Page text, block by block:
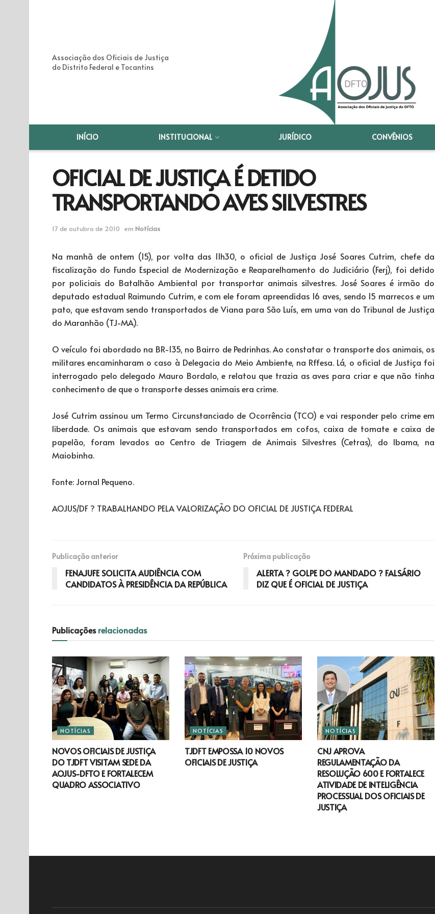
Associação dos Oficiais de Justiça
do Distrito Federal e Tocantins
INÍCIO INSTITUCIONAL JURÍDICO CONVÊNIOS
OFICIAL DE JUSTIÇA É DETIDO
TRANSPORTANDO AVES SILVESTRES
17 de outubro de 2010 em Notícias
Na manhã de ontem (15), por volta das 11h30, o oficial de Justiça José Soares Cutrim, chefe da
fiscalização do Fundo Especial de Modernização e Reaparelhamento do Judiciário (Ferj), foi detido
por policiais do Batalhão Ambiental por transportar animais silvestres. José Soares é irmão do
deputado estadual Raimundo Cutrim, e com ele foram apreendidas 16 aves, sendo 15 marrecos e um
pato, que estavam sendo transportados de Viana para São Luís, em uma van do Tribunal de Justiça
do Maranhão (TJ-MA).
O veículo foi abordado na BR-135, no Bairro de Pedrinhas. Ao constatar o transporte dos animais, os
militares encaminharam o caso à Delegacia do Meio Ambiente, na Rffesa. Lá, o oficial de Justiça foi
interrogado pelo delegado Mauro Bordalo, e relatou que trazia as aves para criar e que não tinha
conhecimento de que o transporte desses animais era crime.
José Cutrim assinou um Termo Circunstanciado de Ocorrência (TCO) e vai responder pelo crime em
liberdade. Os animais que estavam sendo transportados em cofos, caixa de tomate e caixa de
papelão, foram levados ao Centro de Triagem de Animais Silvestres (Cetras), do Ibama, na
Maiobinha.
Fonte: Jornal Pequeno.
AOJUS/DF ? TRABALHANDO PELA VALORIZAÇÃO DO OFICIAL DE JUSTIÇA FEDERAL
Publicação anterior
FENAJUFE SOLICITA AUDIÊNCIA COM
CANDIDATOS À PRESIDÊNCIA DA REPÚBLICA
Próxima publicação
ALERTA ? GOLPE DO MANDADO ? FALSÁRIO
DIZ QUE É OFICIAL DE JUSTIÇA
Publicaçõesrelacionadas
NOTÍCIAS
NOVOS OFICIAIS DE JUSTIÇA
DO TJDFT VISITAM SEDE DA
AOJUS-DFTO E FORTALECEM
QUADRO ASSOCIATIVO
NOTÍCIAS
TJDFT EMPOSSA 10 NOVOS
OFICIAIS DE JUSTIÇA
NOTÍCIAS
CNJ APROVA
REGULAMENTAÇÃO DA
RESOLUÇÃO 600 E FORTALECE
ATIVIDADE DE INTELIGÊNCIA
PROCESSUAL DOS OFICIAIS DE
JUSTIÇA